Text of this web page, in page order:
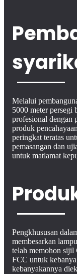
Melalui
5000 meter persegi
profesional dengan
produk
peringkat teratas
pemasangan dan
untuk matlamat
Pengkhususan
membesarkan
telah memohon
FCC untuk
kebanyakannya